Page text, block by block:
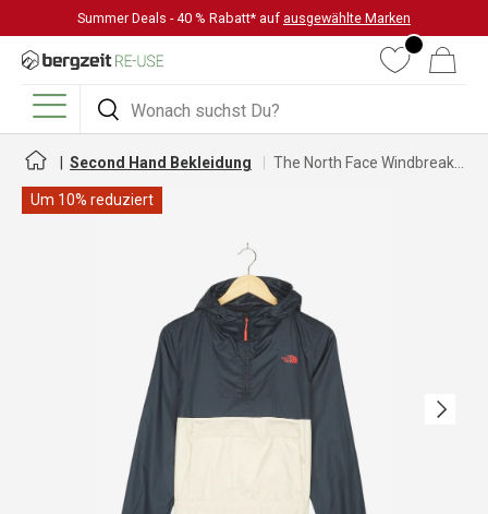
DIREKT ZUM INHALT
Summer Deals - 40 % Rabatt* auf ausgewählte Marken
Suchen
Suchen
WunschlisteWarenkorb
Menü
Second Hand Bekleidung
Um 10% reduziert
Nächste